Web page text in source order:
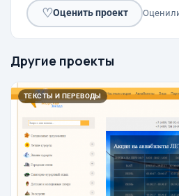
♡Оценить проект
Другие проекты
ТЕКСТЫ И ПЕРЕВОДЫ